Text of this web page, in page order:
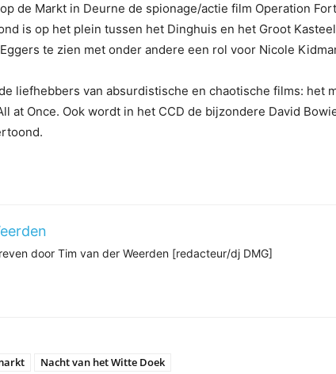
de Markt in Deurne de spionage/actie film Operation
is op het plein tussen het Dinghuis en het Groot
te zien met onder andere een rol voor Nicole
liefhebbers van absurdistische en chaotische films: het
at Once. Ook wordt in het CCD de bijzondere David
door Tim van der Weerden [redacteur/dj DMG]
Nacht van het Witte Doek